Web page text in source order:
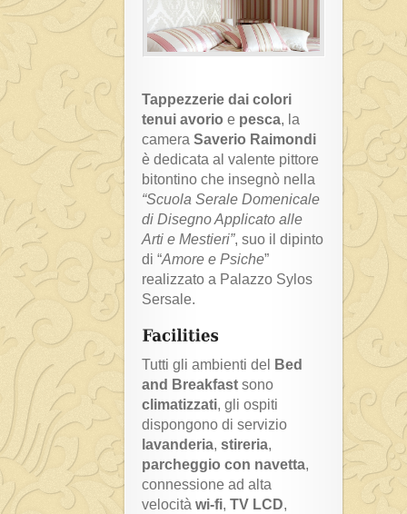
Tappezzerie dai colori
tenui avorio e pesca, la
cameraSaverio Raimondi
è dedicata al valente pittore
bitontino che insegnò nella
“Scuola Serale Domenicale
di Disegno Applicato alle
Arti e Mestieri”, suo il dipinto
di “Amore e Psiche”
realizzato a Palazzo Sylos
Sersale.
Tutti gli ambienti del
Bed
and Breakfast sono
climatizzati, gli ospiti
dispongono di servizio
lavanderia,stireria,
parcheggio con navetta,
connessione ad alta
velocitàwi-fi,TV LCD,